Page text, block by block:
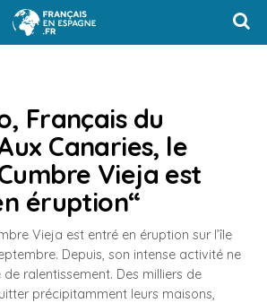
Français du
Canaries, le
Vieja est
éruption“
Vieja est entré en éruption sur l’île
Depuis, son intense activité ne
ralentissement. Des milliers de
précipitamment leurs maisons,